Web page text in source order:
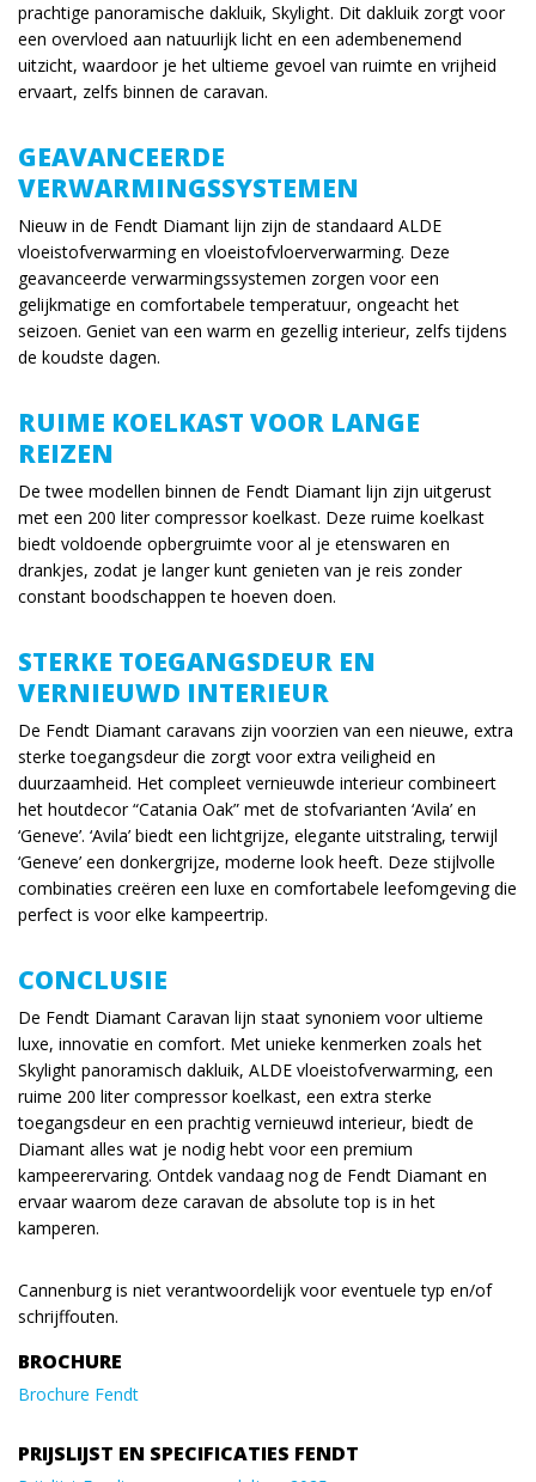
prachtige panoramische dakluik, Skylight. Dit dakluik zorgt voor
een overvloed aan natuurlijk licht en een adembenemend
uitzicht, waardoor je het ultieme gevoel van ruimte en vrijheid
ervaart, zelfs binnen de caravan.
GEAVANCEERDE
VERWARMINGSSYSTEMEN
Nieuw in de Fendt Diamant lijn zijn de standaard ALDE
vloeistofverwarming en vloeistofvloerverwarming. Deze
geavanceerde verwarmingssystemen zorgen voor een
gelijkmatige en comfortabele temperatuur, ongeacht het
seizoen. Geniet van een warm en gezellig interieur, zelfs tijdens
de koudste dagen.
RUIME KOELKAST VOOR LANGE
REIZEN
De twee modellen binnen de Fendt Diamant lijn zijn uitgerust
met een 200 liter compressor koelkast. Deze ruime koelkast
biedt voldoende opbergruimte voor al je etenswaren en
drankjes, zodat je langer kunt genieten van je reis zonder
constant boodschappen te hoeven doen.
STERKE TOEGANGSDEUR EN
VERNIEUWD INTERIEUR
De Fendt Diamant caravans zijn voorzien van een nieuwe, extra
sterke toegangsdeur die zorgt voor extra veiligheid en
duurzaamheid. Het compleet vernieuwde interieur combineert
het houtdecor “Catania Oak” met de stofvarianten ‘Avila’ en
‘Geneve’. ‘Avila’ biedt een lichtgrijze, elegante uitstraling, terwijl
‘Geneve’ een donkergrijze, moderne look heeft. Deze stijlvolle
combinaties creëren een luxe en comfortabele leefomgeving die
perfect is voor elke kampeertrip.
CONCLUSIE
De Fendt Diamant Caravan lijn staat synoniem voor ultieme
luxe, innovatie en comfort. Met unieke kenmerken zoals het
Skylight panoramisch dakluik, ALDE vloeistofverwarming, een
ruime 200 liter compressor koelkast, een extra sterke
toegangsdeur en een prachtig vernieuwd interieur, biedt de
Diamant alles wat je nodig hebt voor een premium
kampeerervaring. Ontdek vandaag nog de Fendt Diamant en
ervaar waarom deze caravan de absolute top is in het
kamperen.
Cannenburg is niet verantwoordelijk voor eventuele typ en/of
schrijffouten.
BROCHURE
Brochure Fendt
PRIJSLIJST EN SPECIFICATIES FENDT